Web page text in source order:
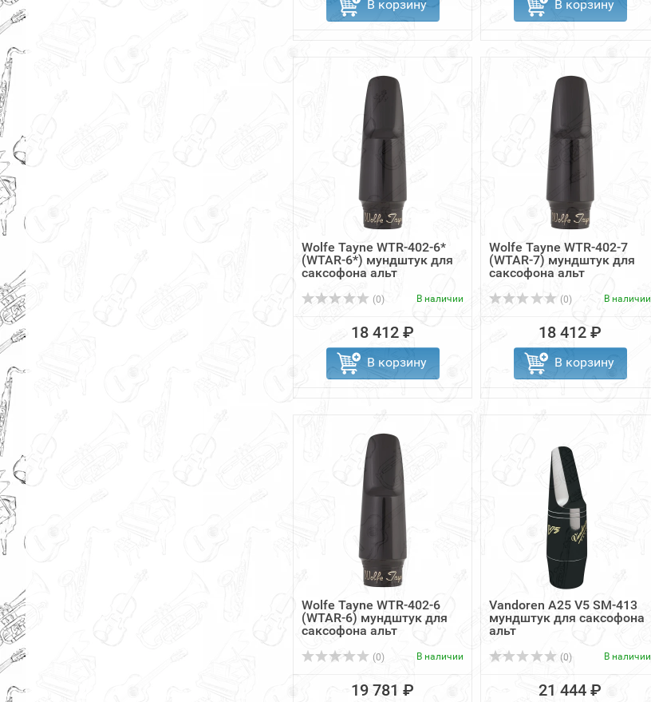
В корзину В корзину
Wolfe Tayne WTR-402-6*
(WTAR-6*) мундштук для
саксофона альт
(0) В наличии
18 412 ₽
В корзину
Wolfe Tayne WTR-402-7
(WTAR-7) мундштук для
саксофона альт
(0) В наличии
18 412 ₽
В корзину
Wolfe Tayne WTR-402-6
(WTAR-6) мундштук для
саксофона альт
(0) В наличии
19 781 ₽
Vandoren A25 V5 SM-413
мундштук для саксофона
альт
(0) В наличии
21 444 ₽